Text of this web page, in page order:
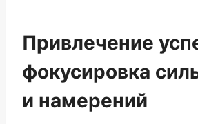
Привлечение
фокусировка
и намерений